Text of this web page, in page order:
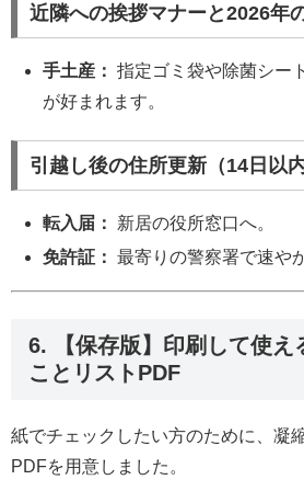
近隣への挨拶マナーと2026年
手土産： 指定ゴミ袋や除菌シー
が好まれます。
引越し後の住所更新（14日以内
転入届：
新居の役所窓口へ。
免許証： 最寄りの警察署で速や
6. 【保存版】印刷して使え
ことリストPDF
紙でチェックしたい方のために、凝
PDFを用意しました。